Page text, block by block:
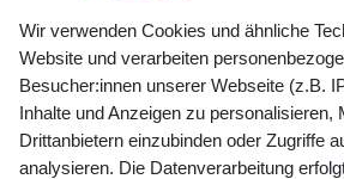
Preisangaben inkl. gesetzl. MwSt. und
Versandkosten
Wir verwenden Cookies und ähnliche
Website und verarbeiten
Besucher:innen unserer Webseite (z.B.
Inhalte und Anzeigen zu personalisieren,
Drittanbietern einzubinden oder Zugriffe
analysieren. Die Datenverarbeitung